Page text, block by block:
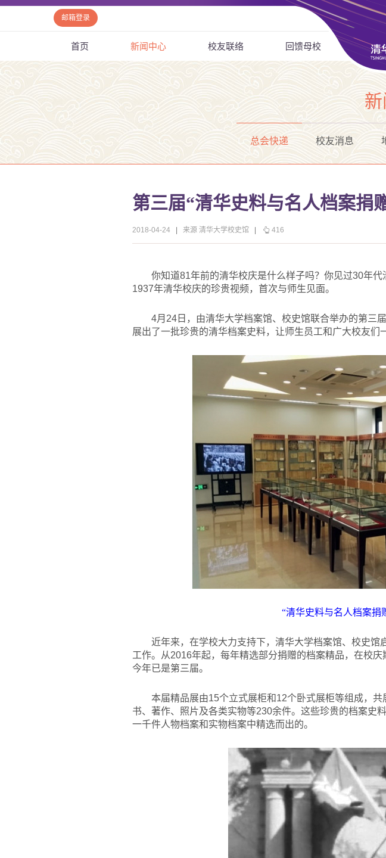
邮箱登录
首页 新闻中心 校友联络 回馈母校
总会快递 校友消息
第三届“清华史料与名人档案捐
2018-04-24 来源 清华大学校史馆 416
你知道81年前的清华校庆是什么样子吗？你见过30年
1937年清华校庆的珍贵视频，首次与师生见面。
4月24日，由清华大学档案馆、校史馆联合举办的第三
展出了一批珍贵的清华档案史料，让师生员工和广大校友们
“清华史料与名人档案捐
近年来，在学校大力支持下，清华大学档案馆、校史馆
工作。从2016年起，每年精选部分捐赠的档案精品，在校庆
今年已是第三届。
本届精品展由15个立式展柜和12个卧式展柜等组成，
书、著作、照片及各类实物等230余件。这些珍贵的档案史
一千件人物档案和实物档案中精选而出的。